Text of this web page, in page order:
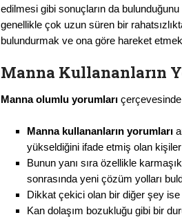
edilmesi gibi sonuçların da bulunduğunu
genellikle çok uzun süren bir
bulundurmak ve ona göre hareket
Manna Kullananların
Manna olumlu yorumları
Manna kullananların yorumları
yükseldiğini ifade etmiş olan kişiler
Bunun yanı sıra özellikle
sonrasında yeni çözüm yolları
Dikkat çekici olan bir diğer şey ise
Kan dolaşım bozukluğu gibi bir